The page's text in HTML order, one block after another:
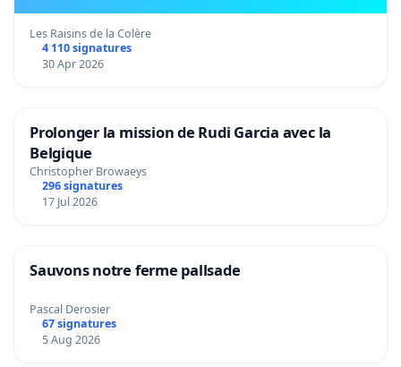
Les Raisins de la Colère
4 110 signatures
30 Apr 2026
Prolonger la mission de Rudi Garcia avec la
Belgique
Christopher Browaeys
296 signatures
17 Jul 2026
Sauvons notre ferme pallsade
Pascal Derosier
67 signatures
5 Aug 2026